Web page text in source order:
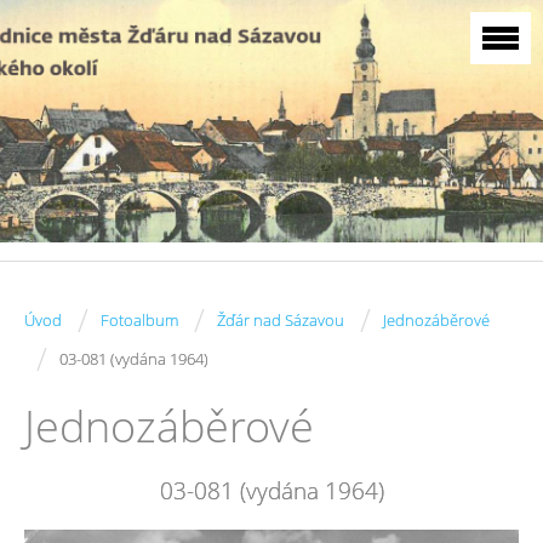
Úvod / Fotoalbum / Žďár nad Sázavou / Jednozáběrové
/ 03-081 (vydána 1964)
Jednozáběrové
03-081 (vydána 1964)